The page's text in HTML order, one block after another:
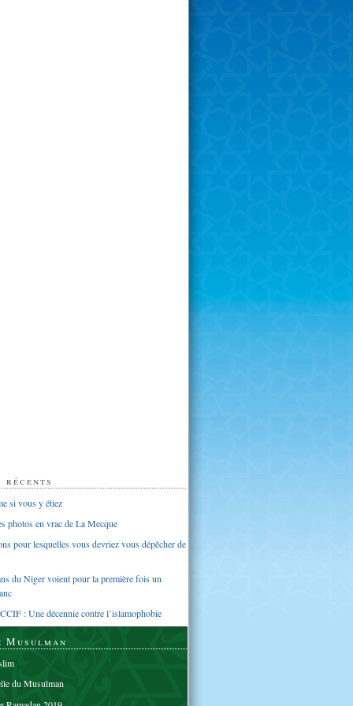
si vous y étiez
photos en vrac de La Mecque
pour lesquelles vous devriez vous dépêcher de
du Niger voient pour la première fois un
: Une décennie contre l’islamophobie
Musulman
du Musulman